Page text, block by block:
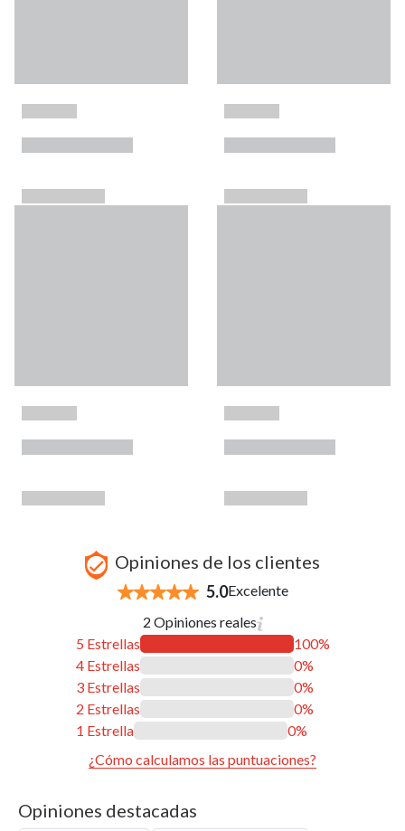
Opiniones de los clientes
5.0Excelente
2 Opiniones reales
5 Estrellas
100%
4 Estrellas
0%
3 Estrellas
0%
2 Estrellas
0%
1 Estrella
0%
¿Cómo calculamos las puntuaciones?
Opiniones destacadas